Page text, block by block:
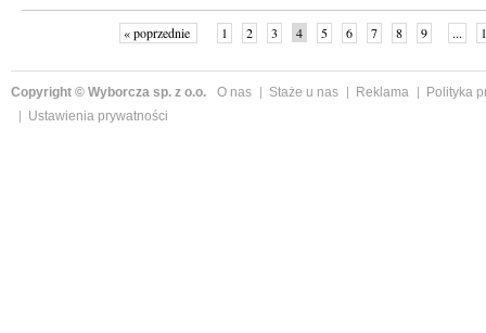
« poprzednie 1 2 3 4 5 6 7 8 9 ...
Copyright © Wyborcza sp. z o.o. O nas Staże u nas Reklama
Polityka
Ustawienia prywatności